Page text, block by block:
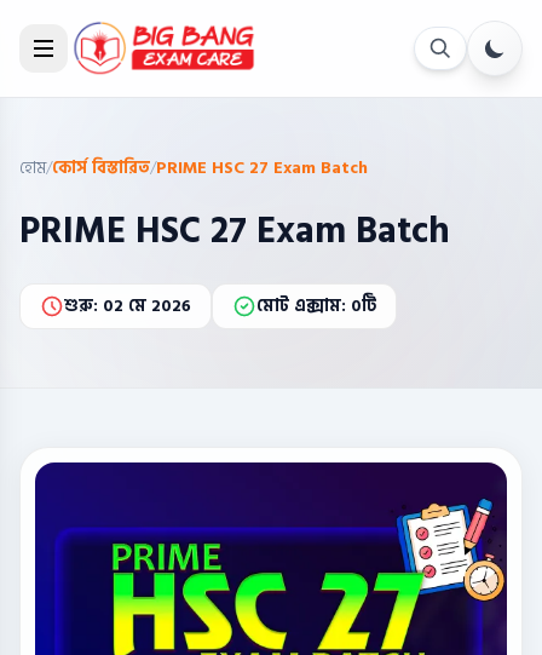
হোম/কোর্স বিস্তারিত/PRIME HSC 27 Exam Batch
PRIME HSC 27 Exam Batch
শুরু: 02 মে 2026 মোট এক্সাম: 0টি